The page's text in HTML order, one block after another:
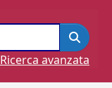
Ricerca avanzata